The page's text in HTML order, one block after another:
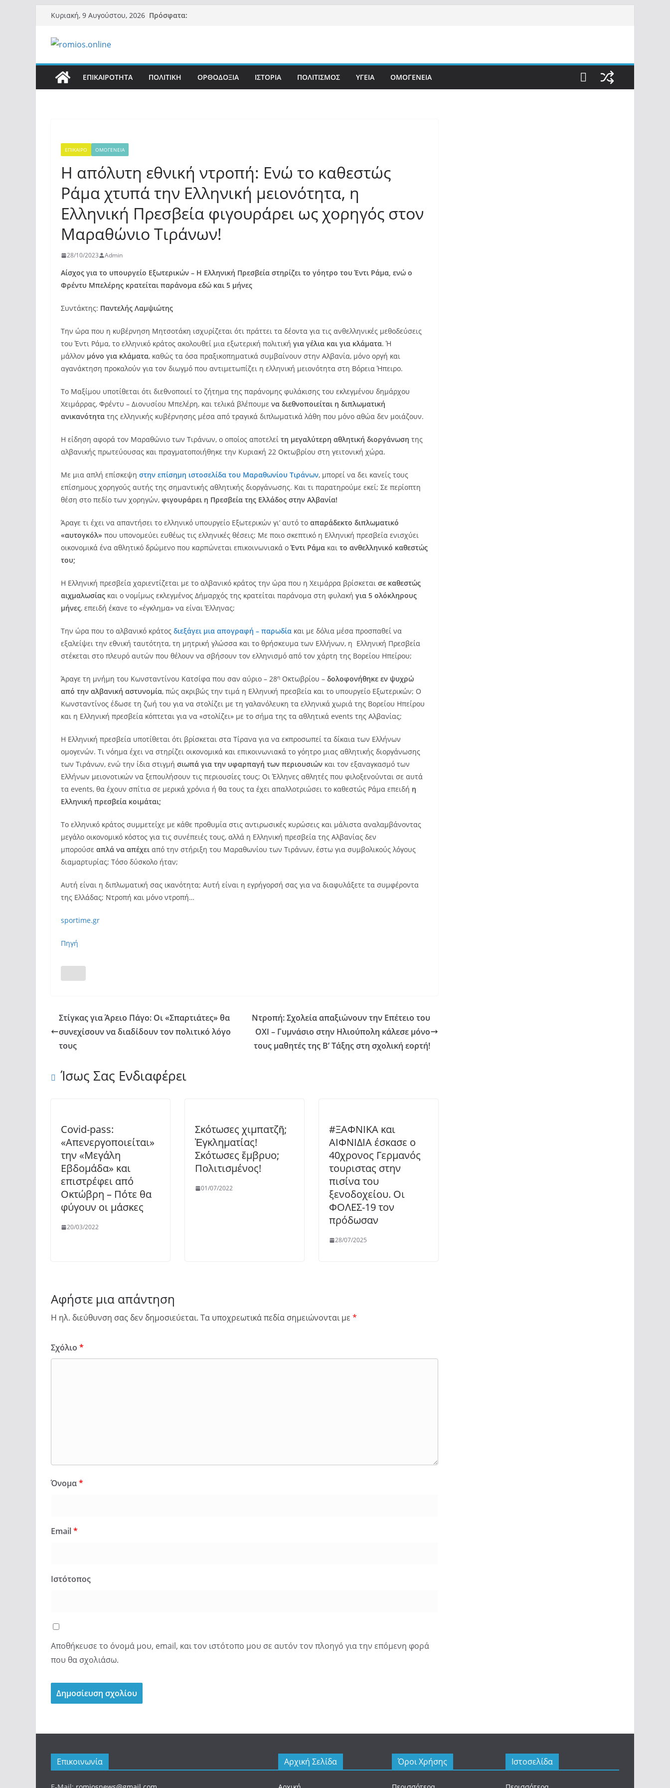
Μετάβαση
περιεχόμενο
Κυριακή, 9 Αυγούστου, 2026 Πρόσφατα:
ΕΠΙΚΑΙΡΟΤΗΤΑ ΠΟΛΙΤΙΚΗ ΟΡΘΟΔΟΞΙΑ ΙΣΤΟΡΙΑ ΠΟΛΙΤΙΣΜΟΣ ΥΓΕΙΑ ΟΜΟΓΕΝΕΙΑ
ΕΠΙΚΑΙΡΟ ΟΜΟΓΕΝΕΙΑ
Η απόλυτη εθνική ντροπή: Ενώ το καθεστώς
Ράμα χτυπά την Ελληνική μειονότητα, η
Ελληνική Πρεσβεία φιγουράρει ως χορηγός στον
Μαραθώνιο Τιράνων!
28/10/2023 Admin
Αίσχος για το υπουργείο Εξωτερικών – Η Ελληνική Πρεσβεία στηρίζει το γόητρο του Έντι Ράμα, ενώ ο
Φρέντυ Μπελέρης κρατείται παράνομα εδώ και 5 μήνες
Συντάκτης: Παντελής Λαμψιώτης
Την ώρα που η κυβέρνηση Μητσοτάκη ισχυρίζεται ότι πράττει τα δέοντα για τις ανθελληνικές μεθοδεύσεις
του Έντι Ράμα, το ελληνικό κράτος ακολουθεί μια εξωτερική πολιτική για γέλια και για κλάματα. Ή
μάλλον μόνο για κλάματα, καθώς τα όσα πραξικοπηματικά συμβαίνουν στην Αλβανία, μόνο οργή και
αγανάκτηση προκαλούν για τον διωγμό που αντιμετωπίζει η ελληνική μειονότητα στη Βόρεια Ήπειρο.
Το Μαξίμου υποτίθεται ότι διεθνοποιεί το ζήτημα της παράνομης φυλάκισης του εκλεγμένου δημάρχου
Χειμάρρας, Φρέντυ – Διονυσίου Μπελέρη, και τελικά βλέπουμε να διεθνοποιείται η διπλωματική
ανικανότητα της ελληνικής κυβέρνησης μέσα από τραγικά διπλωματικά λάθη που μόνο αθώα δεν μοιάζουν.
Η είδηση αφορά τον Μαραθώνιο των Τιράνων, ο οποίος αποτελεί τη μεγαλύτερη αθλητική διοργάνωση της
αλβανικής πρωτεύουσας και πραγματοποιήθηκε την Κυριακή 22 Οκτωβρίου στη γειτονική χώρα.
Με μια απλή επίσκεψη στην επίσημη ιστοσελίδα του Μαραθωνίου Τιράνων, μπορεί να δει κανείς τους
επίσημους χορηγούς αυτής της σημαντικής αθλητικής διοργάνωσης. Και τι παρατηρούμε εκεί; Σε περίοπτη
θέση στο πεδίο των χορηγών, φιγουράρει η Πρεσβεία της Ελλάδος στην Αλβανία!
Άραγε τι έχει να απαντήσει το ελληνικό υπουργείο Εξωτερικών γι’ αυτό το απαράδεκτο διπλωματικό
«αυτογκόλ» που υπονομεύει ευθέως τις ελληνικές θέσεις; Με ποιο σκεπτικό η Ελληνική πρεσβεία ενισχύει
οικονομικά ένα αθλητικό δρώμενο που καρπώνεται επικοινωνιακά οΈντι Ράμα και το ανθελληνικό καθεστώς
του;
Η Ελληνική πρεσβεία χαριεντίζεται με το αλβανικό κράτος την ώρα που η Χειμάρρα βρίσκεται σε καθεστώς
αιχμαλωσίας και ο νομίμως εκλεγμένος Δήμαρχός της κρατείται παράνομα στη φυλακή για 5 ολόκληρους
μήνες, επειδή έκανε το «έγκλημα» να είναι Έλληνας;
Την ώρα που το αλβανικό κράτος διεξάγει μια απογραφή – παρωδία και με δόλια μέσα προσπαθεί να
εξαλείψει την εθνική ταυτότητα, τη μητρική γλώσσα και το θρήσκευμα των Ελλήνων, η Ελληνική Πρεσβεία
στέκεται στο πλευρό αυτών που θέλουν να σβήσουν τον ελληνισμό από τον χάρτη της Βορείου Ηπείρου;
Άραγε τη μνήμη του Κωνσταντίνου Κατσίφα που σαν αύριο – 28η Οκτωβρίου – δολοφονήθηκε εν ψυχρώ
από την αλβανική αστυνομία, πώς ακριβώς την τιμά η Ελληνική πρεσβεία και το υπουργείο Εξωτερικών; Ο
Κωνσταντίνος έδωσε τη ζωή του για να στολίζει με τη γαλανόλευκη τα ελληνικά χωριά της Βορείου Ηπείρου
και η Ελληνική πρεσβεία κόπτεται για να «στολίζει» με το σήμα της τα αθλητικά events της Αλβανίας;
Η Ελληνική πρεσβεία υποτίθεται ότι βρίσκεται στα Τίρανα για να εκπροσωπεί τα δίκαια των Ελλήνων
ομογενών. Τι νόημα έχει να στηρίζει οικονομικά και επικοινωνιακά το γόητρο μιας αθλητικής διοργάνωσης
των Τιράνων, ενώ την ίδια στιγμή σιωπά για την υφαρπαγή των περιουσιών και τον εξαναγκασμό των
Ελλήνων μειονοτικών να ξεπουλήσουν τις περιουσίες τους; Οι Έλληνες αθλητές που φιλοξενούνται σε αυτά
τα events, θα έχουν σπίτια σε μερικά χρόνια ή θα τους τα έχει απαλλοτριώσει το καθεστώς Ράμα επειδή η
Ελληνική πρεσβεία κοιμάται;
Το ελληνικό κράτος συμμετείχε με κάθε προθυμία στις αντιρωσικές κυρώσεις και μάλιστα αναλαμβάνοντας
μεγάλο οικονομικό κόστος για τις συνέπειές τους, αλλά η Ελληνική πρεσβεία της Αλβανίας δεν
μπορούσε απλά να απέχει από την στήριξη του Μαραθωνίου των Τιράνων, έστω για συμβολικούς λόγους
διαμαρτυρίας; Τόσο δύσκολο ήταν;
Αυτή είναι η διπλωματική σας ικανότητα; Αυτή είναι η εγρήγορσή σας για να διαφυλάξετε τα συμφέροντα
της Ελλάδας; Ντροπή και μόνο ντροπή…
sportime.gr
Πηγή
Στίγκας για Άρειο Πάγο: Οι «Σπαρτιάτες» θα
συνεχίσουν να διαδίδουν τον πολιτικό λόγο
τους
Ντροπή: Σχολεία απαξιώνουν την Επέτειο του
ΟΧΙ – Γυμνάσιο στην Ηλιούπολη κάλεσε μόνο
τους μαθητές της Β’ Τάξης στη σχολική εορτή!
Ίσως Σας Ενδιαφέρει
Covid-pass:
«Απενεργοποιείται»
την «Μεγάλη
Εβδομάδα» και
επιστρέφει από
Οκτώβρη – Πότε θα
φύγουν οι μάσκες
20/03/2022
Σκότωσες χιμπατζῆ;
Ἐγκληματίας!
Σκότωσες ἔμβρυο;
Πολιτισμένος!
01/07/2022
#ΞΑΦΝΙΚΑ και
ΑΙΦΝΙΔΙΑ έσκασε ο
40χρονος Γερμανός
τουριστας στην
πισίνα του
ξενοδοχείου. Οι
ΦΟΛΕΣ-19 τον
πρόδωσαν
28/07/2025
Αφήστε μια απάντηση
Η ηλ. διεύθυνση σας δεν δημοσιεύεται. Τα υποχρεωτικά πεδία σημειώνονται με *
Σχόλιο *
Όνομα*
Email*
Ιστότοπος
Αποθήκευσε το όνομά μου, email, και τον ιστότοπο μου σε αυτόν τον πλοηγό για την επόμενη φορά
που θα σχολιάσω.
Επικοινωνία Αρχική Σελίδα Όροι Χρήσης Ιστοσελίδα